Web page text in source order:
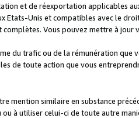
et de réexportation applicables
Etats-Unis et compatibles avec le
Vous pouvez mettre à
du trafic ou de la rémunération
de toute action que vous
similaire en substance
à utiliser celui-ci de toute autre